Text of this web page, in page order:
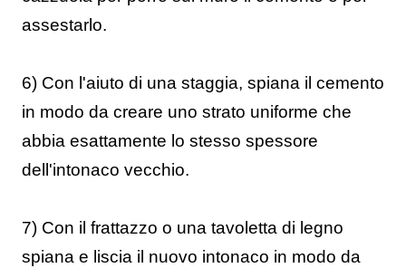
assestarlo.
6) Con l'aiuto di una staggia, spiana il cemento
in modo da creare uno strato uniforme che
abbia esattamente lo stesso spessore
dell'intonaco vecchio.
7) Con il frattazzo o una tavoletta di legno
spiana e liscia il nuovo intonaco in modo da